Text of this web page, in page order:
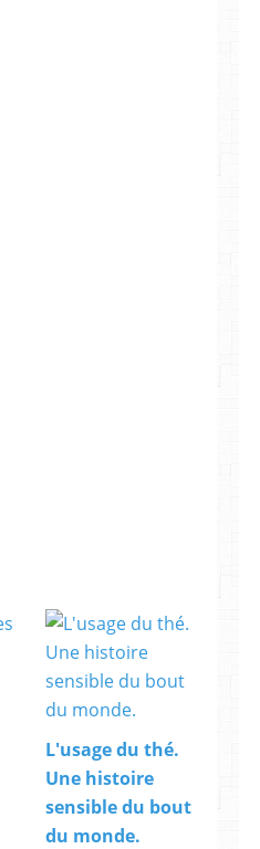
L'usage du thé.
Une histoire
sensible du bout
du monde.